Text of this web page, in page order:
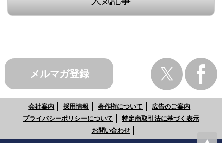
メルマガ登録
会社案内 採用情報 著作権について
広告のご案内
プライバシーポリシーについて
特定商取引法に基づく表示
お問い合わせ